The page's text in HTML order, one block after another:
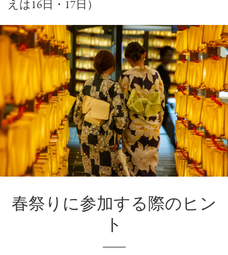
えは16日・17日）
春祭りに参加する際のヒン
ト